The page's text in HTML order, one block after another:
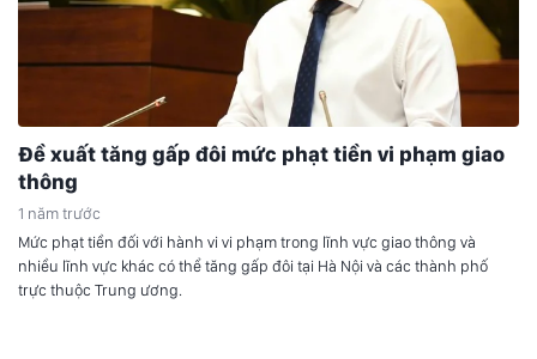
Đề xuất tăng gấp đôi mức phạt tiền vi phạm giao
thông
1 năm trước
Mức phạt tiền đối với hành vi vi phạm trong lĩnh vực giao thông và
nhiều lĩnh vực khác có thể tăng gấp đôi tại Hà Nội và các thành phố
trực thuộc Trung ương.